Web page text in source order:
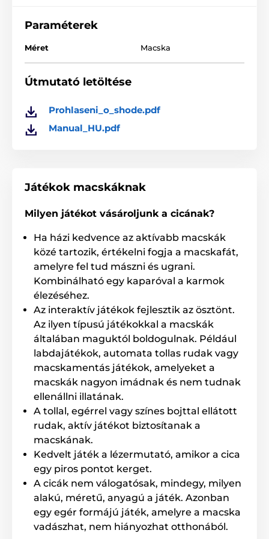
» 2 lézersugár
» Automatikus kikapcsolás, mely kíméli az elemeket
» Szórakoztató macska játék
» Jótállás 2 év
További tulajdonságok
» Az összes méretű macska számára
» Csak otthoni használatra alkalmas
» 3 x AAA típusú elem szükséges (a csomag nem
tartalmazza az elemeket)
A műszaki specifikációk előzetes értesítés nélkül
változhatnak. A képek csak illusztrációk.
A termék a következő kategóriákba sorolt
FroliCat Macska
% Táplálék és felszerelés
Paraméterek
Méret Macska
Útmutató letöltése
Prohlaseni_o_shode.pdf
Manual_HU.pdf
Játékok macskáknak
Milyen játékot vásároljunk a cicának?
Ha házi kedvence az aktívabb macskák
közé tartozik, értékelni fogja a macskafát,
amelyre fel tud mászni és ugrani.
Kombinálható egy kaparóval a karmok
élezéséhez.
Az interaktív játékok fejlesztik az ösztönt.
Az ilyen típusú játékokkal a macskák
általában maguktól boldogulnak. Például
labdajátékok, automata tollas rudak vagy
macskamentás játékok, amelyeket a
macskák nagyon imádnak és nem tudnak
ellenállni illatának.
A tollal, egérrel vagy színes bojttal ellátott
rudak, aktív játékot biztosítanak a
macskának.
Kedvelt játék a lézermutató, amikor a cica
egy piros pontot kerget.
A cicák nem válogatósak, mindegy, milyen
alakú, méretű, anyagú a játék. Azonban
egy egér formájú játék, amelyre a macska
vadászhat, nem hiányozhat otthonából.